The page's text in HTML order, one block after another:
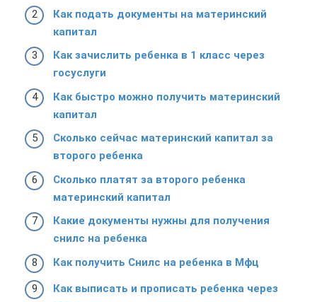
Как подать документы на материнский
капитал
Как зачислить ребенка в 1 класс через
госуслуги
Как быстро можно получить материнский
капитал
Сколько сейчас материнский капитал за
второго ребенка
Сколько платят за второго ребенка
материнский капитал
Какие документы нужны для получения
снилс на ребенка
Как получить Снилс на ребенка в Мфц
Как выписать и прописать ребенка через